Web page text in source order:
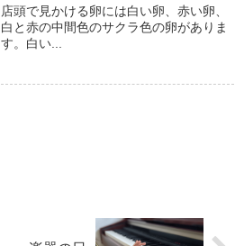
店頭で見かける卵には白い卵、赤い卵、
白と赤の中間色のサクラ色の卵がありま
す。白い...